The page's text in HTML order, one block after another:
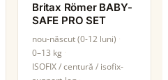
Britax Römer BABY-
SAFE PRO SET
nou-născut (0-12 luni)
0–13 kg
ISOFIX / centură / isofix-